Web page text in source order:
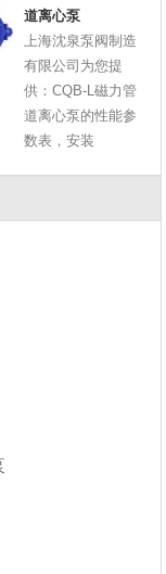
道离心泵
上海沈泉泵阀制造
有限公司为您提
供：CQB-L磁力管
道离心泵的性能参
数表，安装